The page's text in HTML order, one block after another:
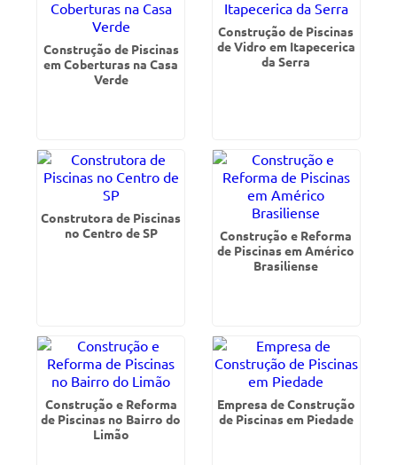
Construção de Piscinas
em Coberturas na Casa
Verde
Construção de Piscinas
de Vidro em Itapecerica
da Serra
Construtora de Piscinas
no Centro de SP
Construção e Reforma
de Piscinas em Américo
Brasiliense
Construção e Reforma
de Piscinas no Bairro do
Limão
Empresa de Construção
de Piscinas em Piedade